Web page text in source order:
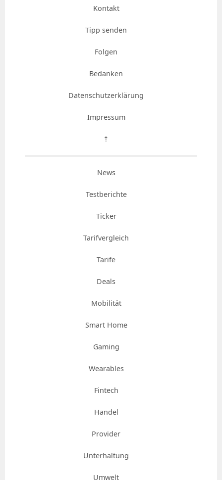
Kontakt
Tipp senden
Folgen
Bedanken
Datenschutzerklärung
Impressum
⇡
News
Testberichte
Ticker
Tarifvergleich
Tarife
Deals
Mobilität
Smart Home
Gaming
Wearables
Fintech
Handel
Provider
Unterhaltung
Umwelt